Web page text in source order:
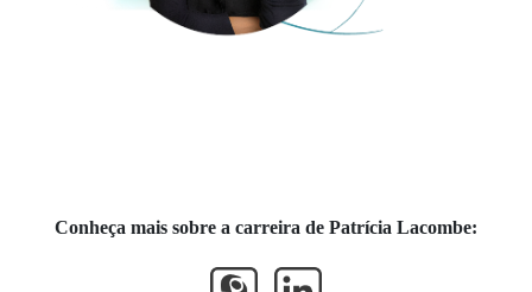
Conheça mais sobre a carreira de Patrícia Lacombe: